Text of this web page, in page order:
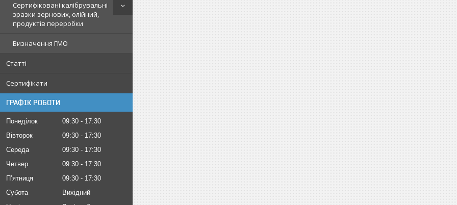
Сертифіковані калібрувальні
зразки зернових, олійний,
продуктів переробки
Визначення ГМО
Статті
Сертифікати
ГРАФІК РОБОТИ
Понеділок 09:30
17:30
Вівторок
09:30
17:30
Середа
09:30
17:30
Четвер
09:30
17:30
Пʼятниця
09:30
17:30
Субота
Вихідний